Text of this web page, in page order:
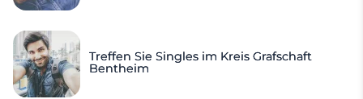
Treffen Sie Singles im Kreis Grafschaft
Bentheim